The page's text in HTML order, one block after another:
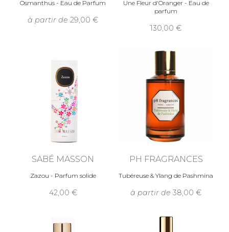
Osmanthus - Eau de Parfum
à partir de 29,00
Une Fleur d'Oranger - Eau de
parfum
130,00
SABÉ MASSON
Zazou - Parfum solide
42,00
PH FRAGRANCES
Tubéreuse & Ylang de Pashmina
à partir de 38,00